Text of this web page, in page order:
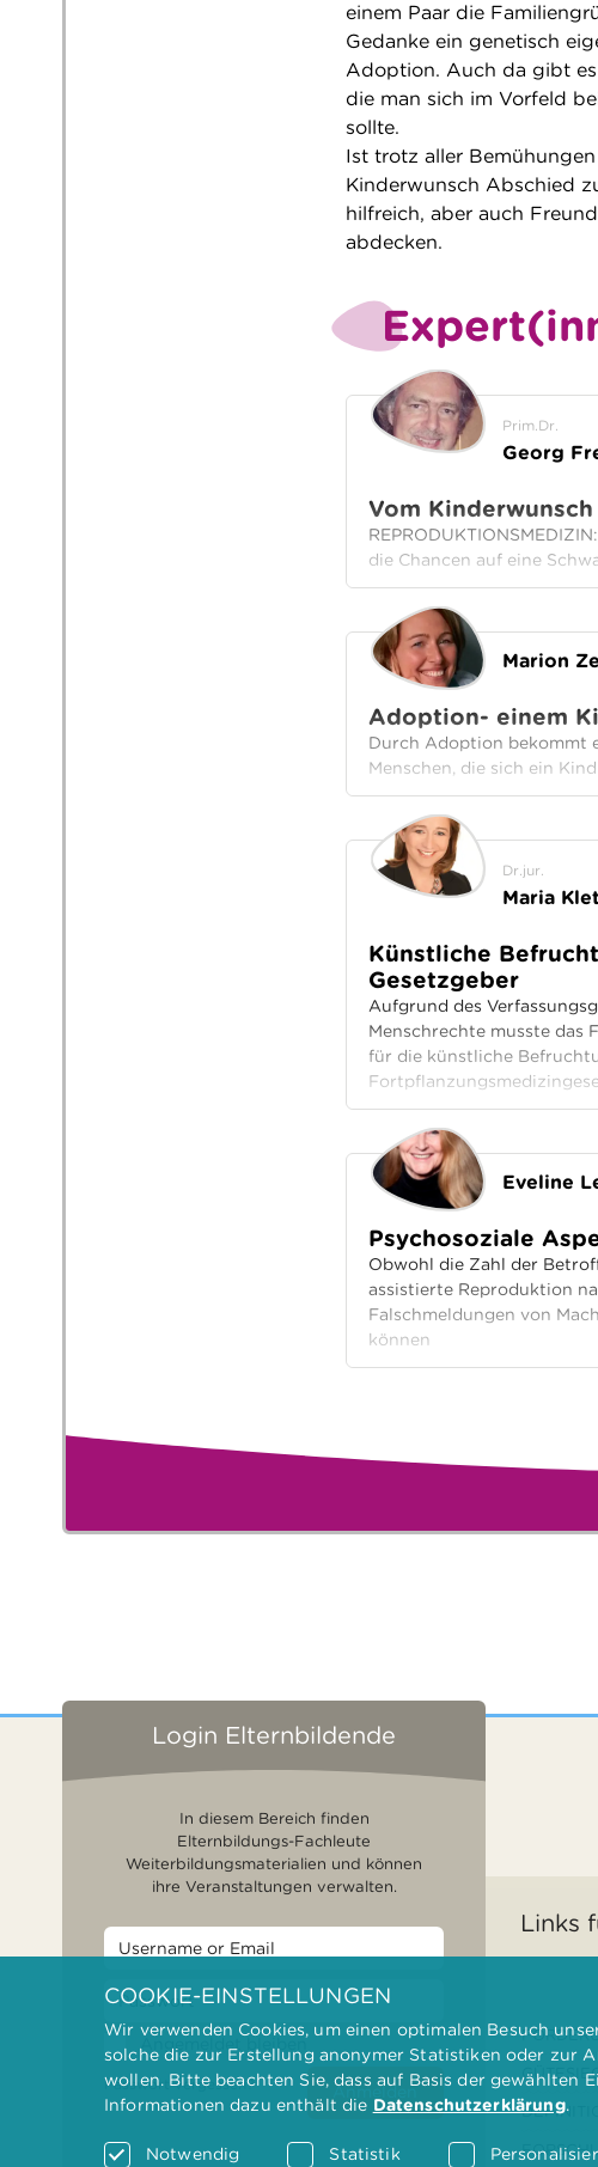
einem Paar die
Gedanke ein genetisch
Adoption. Auch da gibt
die man sich im Vorfeld
sollte.
Ist trotz aller
Kinderwunsch Abschied
hilfreich, aber auch
abdecken.
Prim.Dr.
Georg
Vom
die Chancen auf eine
Marion
Adoption- einem
Durch Adoption bekommt
Menschen, die sich ein
Dr.jur.
Maria
Künstliche
Gesetzgeber
Aufgrund des
Menschrechte musste das
für die künstliche
Eveline
Psychosoziale
Obwohl die Zahl der
assistierte Reproduktion
Falschmeldungen von
können
Login Elternbildende
In diesem Bereich finden
Elternbildungs-Fachleute
Weiterbildungsmaterialien und können
ihre Veranstaltungen verwalten.
Angemeldet bleiben
Passwort vergessen? Anmelden
Links
COOKIE-EINSTELLUNGEN
Wir verwenden Cookies, um einen optimalen Besuch
solche die zur Erstellung anonymer Statistiken oder zur
wollen. Bitte beachten Sie, dass auf Basis der
Informationen dazu enthält die Datenschutzerklärung.
Notwendig Statistik